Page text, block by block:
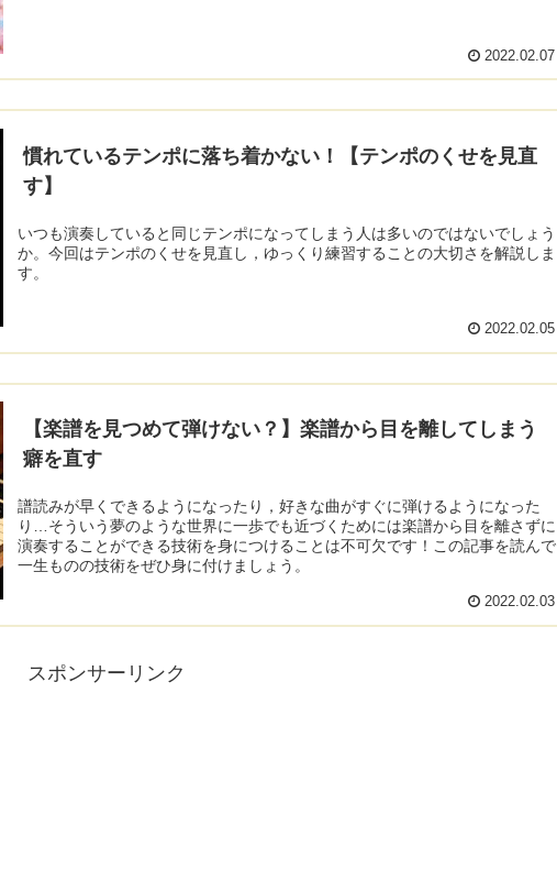
2022.02.07
慣れているテンポに落ち着かない！【テンポのくせを見直
す】
いつも演奏していると同じテンポになってしまう人は多いのではないでしょう
か。今回はテンポのくせを見直し，ゆっくり練習することの大切さを解説しま
す。
2022.02.05
【楽譜を見つめて弾けない？】楽譜から目を離してしまう
癖を直す
譜読みが早くできるようになったり，好きな曲がすぐに弾けるようになった
り…そういう夢のような世界に一歩でも近づくためには楽譜から目を離さずに
演奏することができる技術を身につけることは不可欠です！この記事を読んで
一生ものの技術をぜひ身に付けましょう。
2022.02.03
スポンサーリンク